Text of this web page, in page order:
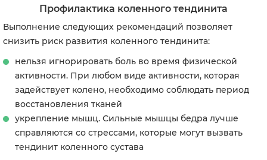
Профилактика коленного тендинита
Выполнение следующих рекомендаций позволяет
снизить риск развития коленного тендинита:
нельзя игнорировать боль во время физической
активности. При любом виде активности, которая
задействует колено, необходимо соблюдать период
восстановления тканей
укрепление мышц. Сильные мышцы бедра лучше
справляются со стрессами, которые могут вызвать
тендинит коленного сустава